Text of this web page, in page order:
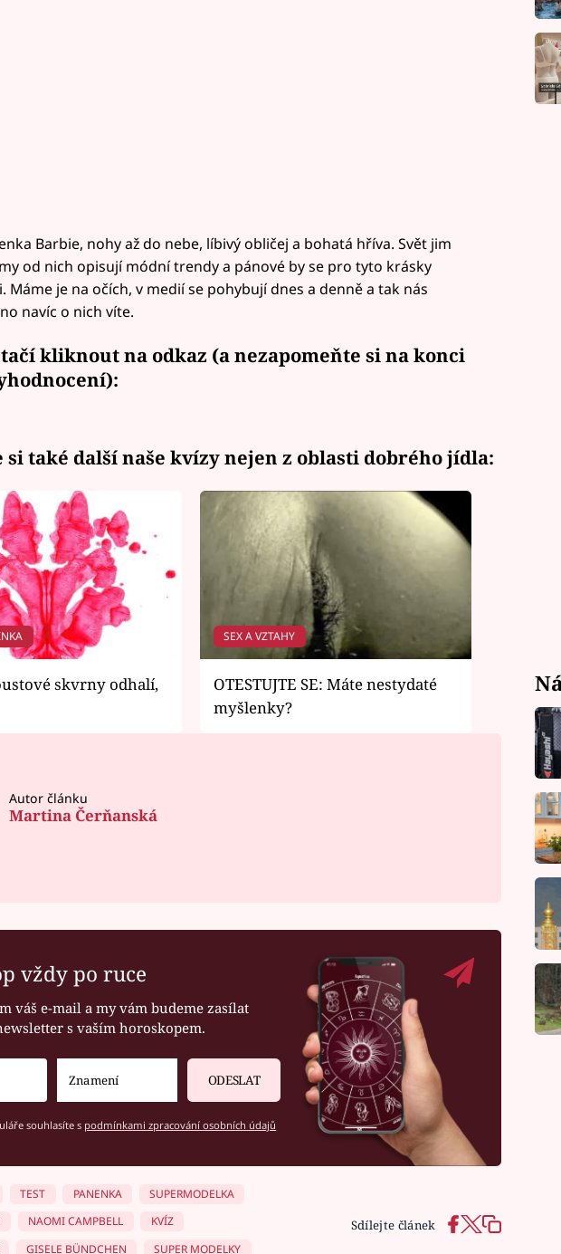
Barbie, nohy až do nebe, líbivý obličej a bohatá hříva. Svět jim
od nich opisují módní trendy a pánové by se pro tyto krásky
Máme je na očích, v medií se pohybují dnes a denně a tak nás
navíc o nich víte.
kliknout na odkaz (a nezapomeňte si na konci
si také další naše kvízy nejen z oblasti dobrého jídla:
skvrny odhalí,
SEX A VZTAHY
OTESTUJTE SE: Máte nestydaté
myšlenky?
Autor článku
Martina Čerňanská
vždy po ruce
váš e-mail a my vám budeme zasílat
s vaším horoskopem.
ODESLAT
souhlasíte s podmínkami zpracování osobních údajů
Sdílejte článek
TEST PANENKA
SUPERMODELKA
NAOMI CAMPBELL
KVÍZ
GISELE BÜNDCHEN
SUPER MODELKY